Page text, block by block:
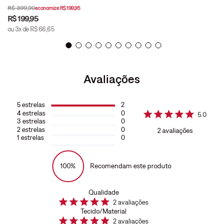
R$ 399,90economizeR$199,95
R$199,95
ou3x de R$66,65
Avaliações
5estrelas
4estrelas
3 estrelas
2estrelas
1 estrelas
2
0
0
0
0
5.0
2avaliações
100% Recomendam este produto
Qualidade
2avaliações
Tecido/Material
2avaliações